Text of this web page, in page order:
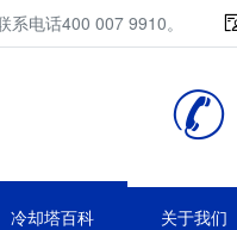
电话400 007 9910。
冷却塔百科 关于我们